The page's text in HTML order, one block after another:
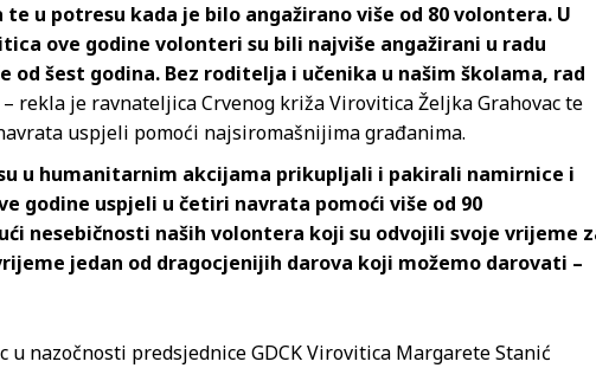
u potresu kada je bilo angažirano više od 80 volontera. U
ove godine volonteri su bili najviše angažirani u radu
od šest godina. Bez roditelja i učenika u našim školama, rad
– rekla je ravnateljica Crvenog križa Virovitica Željka Grahovac te
uspjeli pomoći najsiromašnijima građanima.
u humanitarnim akcijama prikupljali i pakirali namirnice i
godine uspjeli u četiri navrata pomoći više od 90
nesebičnosti naših volontera koji su odvojili svoje vrijeme
jedan od dragocjenijih darova koji možemo darovati –
u nazočnosti predsjednice GDCK Virovitica Margarete Stanić